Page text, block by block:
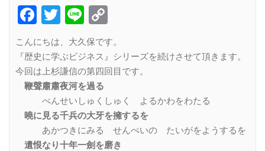
Facebook
Twitter
Line
Link
こんにちは、大久保です。
『歴史に学ぶビジネス』シリーズを続けさせて頂きます。
今回は上杉謙信の第四回目です。
鞭聲肅肅夜河を過る
べんせいしゅくしゅく よるかわをわたる
曉に見る千兵の大牙を擁するを
あかつきにみる せんぺいの たいがをようするを
遺恨なり十年一劍を磨き